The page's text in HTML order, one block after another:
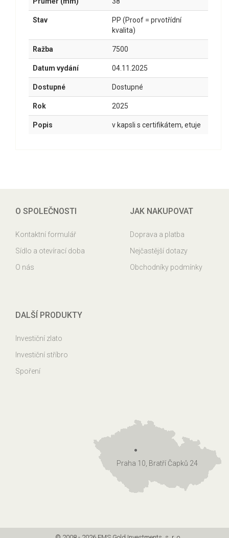
Stav
PP (Proof = prvotřídní
kvalita)
Ražba 7500
Datum vydání 04.11.2025
Dostupné Dostupné
Rok 2025
Popis v kapsli s certifikátem, etuje
O SPOLEČNOSTI
Kontaktní formulář
Sídlo a otevírací doba
O nás
JAK NAKUPOVAT
Doprava a platba
Nejčastější dotazy
Obchodníky podmínky
DALŠÍ PRODUKTY
Investiční zlato
Investiční stříbro
Spoření
Praha 10, Bratří Čapků 24